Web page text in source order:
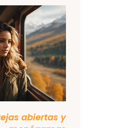
abiertas y